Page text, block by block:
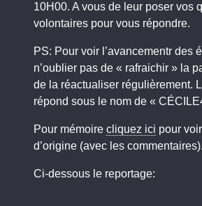
10H00. A vous de leur poser vos
volontaires pour vous répondre.
PS: Pour voir l’avancementr des
n’oublier pas de « rafraichir » la
de la réactualiser régulièrement.
répond sous le nom de «
Pour mémoire cliquez ici pour
d’origine (avec les commentaires).
Ci-dessous le reportage: